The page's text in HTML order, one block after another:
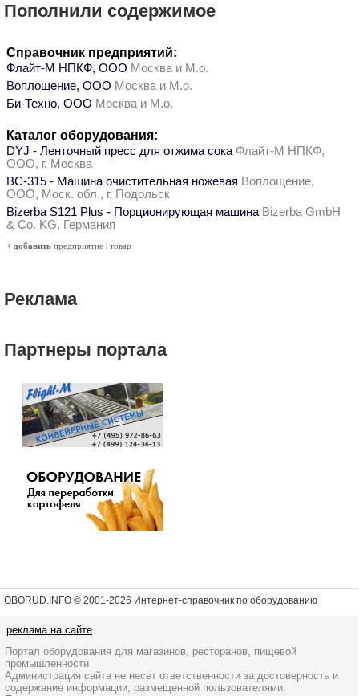
Пополнили содержимое
Справочник предприятий:
Флайт-М НПКФ, ООО Москва и М.о.
Воплощение, ООО Москва и М.о.
Би-Техно, ООО Москва и М.о.
Каталог оборудования:
DYJ - Ленточный пресс для отжима сока Флайт-М НПКФ,
ООО, г. Москва
ВС-315 - Машина очистительная ножевая Воплощение,
ООО, Моск. обл., г. Подольск
Bizerba S121 Plus - Порционирующая машина Bizerba GmbH
& Co. KG, Германия
+ добавить предприятие | товар
Реклама
Партнеры портала
OBORUD.INFO © 2001-2026 Интернет-справочник по оборудованию
реклама на сайте
Портал оборудования для магазинов, ресторанов, пищевой
промышленности
Администрация сайта не несет ответственности за достоверность и
содержание информации, размещенной пользователями.